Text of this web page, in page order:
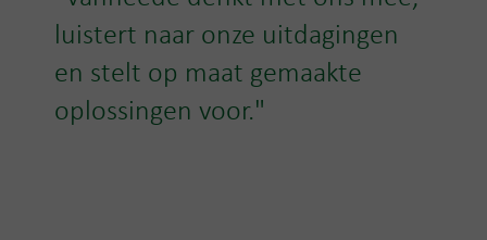
luistert naar onze uitdagingen
en stelt op maat gemaakte
oplossingen voor."